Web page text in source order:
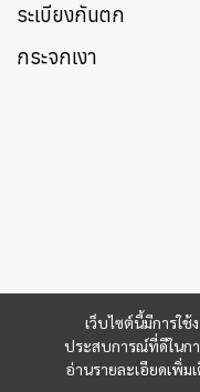
เว็บไซต์นี้มีการใ
ประสบการณ์ที่ดีในกา
อ่านรายละเอียดเพิ่ม
ระเบียงกันตก
กระจกเงา